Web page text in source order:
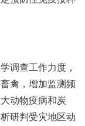
调查工作力度，
禽，增加监测频
动物疫病和炭
研判受灾地区动